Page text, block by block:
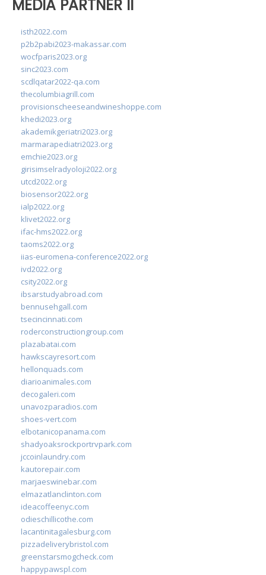
MEDIA PARTNER II
isth2022.com
p2b2pabi2023-makassar.com
wocfparis2023.org
sinc2023.com
scdlqatar2022-qa.com
thecolumbiagrill.com
provisionscheeseandwineshoppe.com
khedi2023.org
akademikgeriatri2023.org
marmarapediatri2023.org
emchie2023.org
girisimselradyoloji2022.org
utcd2022.org
biosensor2022.org
ialp2022.org
klivet2022.org
ifac-hms2022.org
taoms2022.org
iias-euromena-conference2022.org
ivd2022.org
csity2022.org
ibsarstudyabroad.com
bennusehgall.com
tsecincinnati.com
roderconstructiongroup.com
plazabatai.com
hawkscayresort.com
hellonquads.com
diarioanimales.com
decogaleri.com
unavozparadios.com
shoes-vert.com
elbotanicopanama.com
shadyoaksrockportrvpark.com
jccoinlaundry.com
kautorepair.com
marjaeswinebar.com
elmazatlanclinton.com
ideacoffeenyc.com
odieschillicothe.com
lacantinitagalesburg.com
pizzadeliverybristol.com
greenstarsmogcheck.com
happypawspl.com